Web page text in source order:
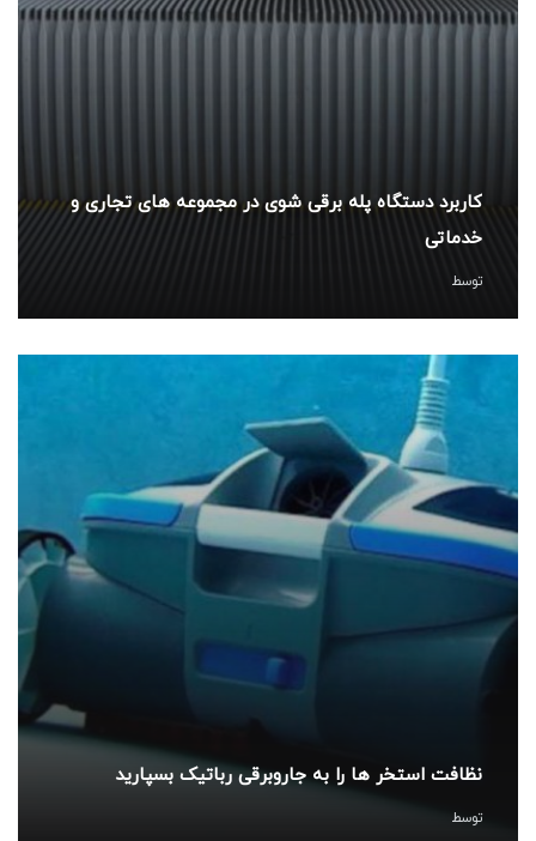
کاربرد دستگاه پله برقی شوی در مجموعه های تجاری و
خدماتی
توسط
نظافت استخر ها را به جاروبرقی رباتیک بسپارید
توسط